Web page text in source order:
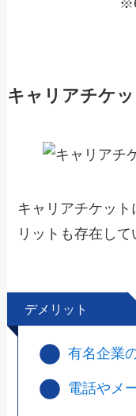
キャリアチケ
キャリアチケッ
リットも存在して
デメリット
有名企業
電話やメ